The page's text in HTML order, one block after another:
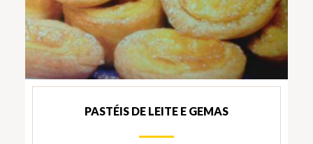
PASTÉIS DE LEITE E GEMAS